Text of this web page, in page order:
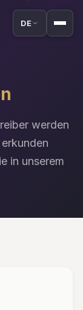
DE
werden
in unserem